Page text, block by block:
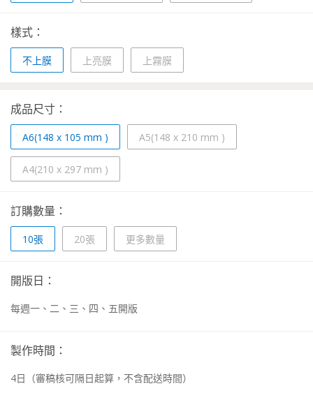
樣式：
不上膜 上亮膜 上霧膜
成品尺寸：
A6(148 x 105 mm ) A5(148 x 210 mm )
A4(210 x 297 mm )
訂購數量：
10張 20張 更多數量
開版日：
每週一、二、三、四、五開版
製作時間：
4日 （審稿核可隔日起算，不含配送時間）